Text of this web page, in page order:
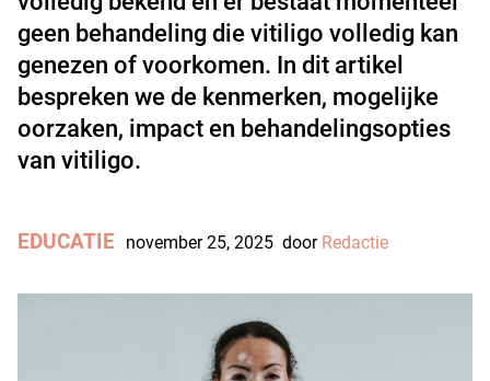
geen behandeling die vitiligo volledig kan
genezen of voorkomen. In dit artikel
bespreken we de kenmerken, mogelijke
oorzaken, impact en behandelingsopties
van vitiligo.
EDUCATIE november 25, 2025 door Redactie